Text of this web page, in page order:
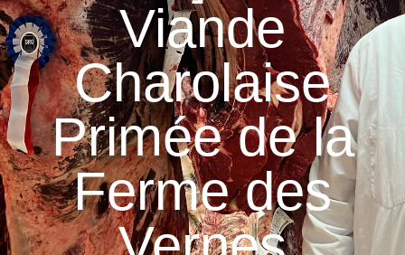
Viande
Charolaise
Primée de la
Ferme des